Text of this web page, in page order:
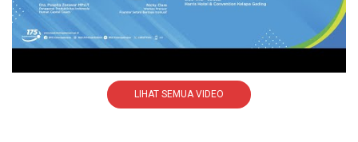
LIHAT SEMUA VIDEO